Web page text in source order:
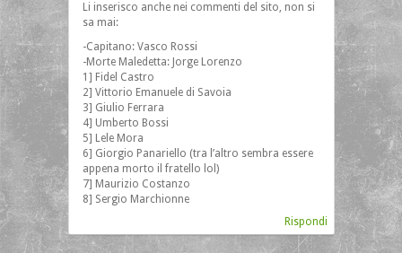
Li inserisco anche nei commenti del sito, non si
sa mai:
-Capitano: Vasco Rossi
-Morte Maledetta: Jorge Lorenzo
1] Fidel Castro
2] Vittorio Emanuele di Savoia
3] Giulio Ferrara
4] Umberto Bossi
5] Lele Mora
6] Giorgio Panariello (tra l’altro sembra essere
appena morto il fratello lol)
7] Maurizio Costanzo
8] Sergio Marchionne
Rispondi